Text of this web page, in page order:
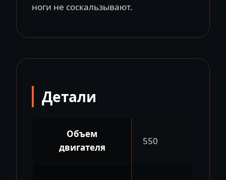
ноги не соскальзывают.
Детали
Объем
двигателя
550